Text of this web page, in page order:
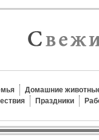
Домашние
Праздники